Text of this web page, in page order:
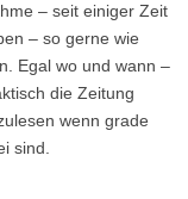
– seit einiger Zeit
– so gerne wie
Egal wo und wann –
die Zeitung
wenn grade
sind.